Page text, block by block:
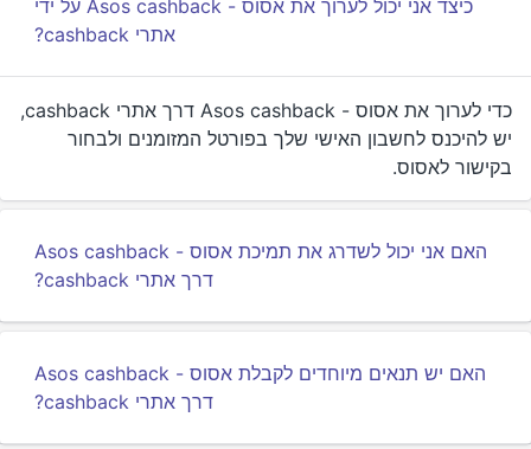
כיצד אני יכול לערוך את אסוס - Asos cashback על ידי
אתרי cashback?
כדי לערוך את אסוס - Asos cashback דרך אתרי cashback,
יש להיכנס לחשבון האישי שלך בפורטל המזומנים ולבחור
בקישור לאסוס.
האם אני יכול לשדרג את תמיכת אסוס - Asos cashback
דרך אתרי cashback?
האם יש תנאים מיוחדים לקבלת אסוס - Asos cashback
דרך אתרי cashback?